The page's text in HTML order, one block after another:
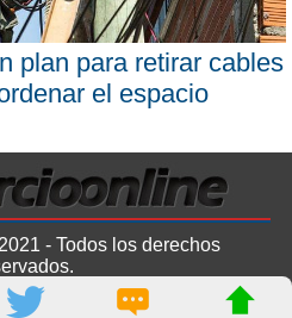
plan para retirar cables
el espacio
- Todos los derechos